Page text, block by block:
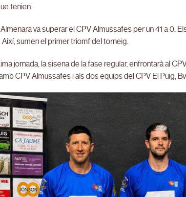
tenien.
va superar el CPV Almussafes per un 41 a 0.
Així, sumen el primer triomf del torneig.
jornada, la sisena de la fase regular, enfrontarà al
CPV Almussafes i als dos equips del CPV El Puig,